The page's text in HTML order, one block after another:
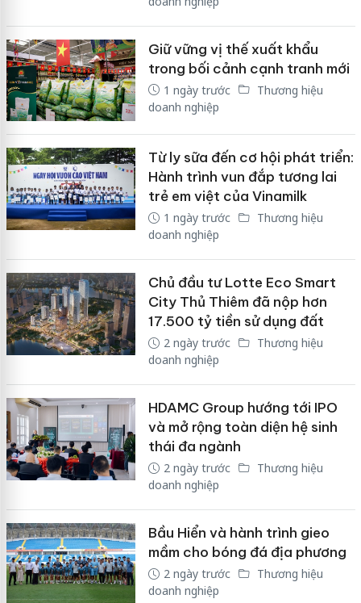
Giữ vững vị thế xuất khẩu
trong bối cảnh cạnh tranh mới
1 ngày trước
Thương hiệu
doanh nghiệp
Từ ly sữa đến cơ hội phát triển:
Hành trình vun đắp tương lai
trẻ em việt của Vinamilk
1 ngày trước
Thương hiệu
doanh nghiệp
Chủ đầu tư Lotte Eco Smart
City Thủ Thiêm đã nộp hơn
17.500 tỷ tiền sử dụng đất
2 ngày trước
Thương hiệu
doanh nghiệp
HDAMC Group hướng tới IPO
và mở rộng toàn diện hệ sinh
thái đa ngành
2 ngày trước
Thương hiệu
doanh nghiệp
Bầu Hiển và hành trình gieo
mầm cho bóng đá địa phương
2 ngày trước
Thương hiệu
doanh nghiệp